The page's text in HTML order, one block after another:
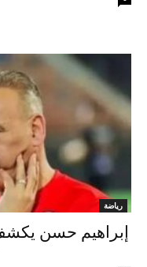
رياضة
إبراهيم حسن